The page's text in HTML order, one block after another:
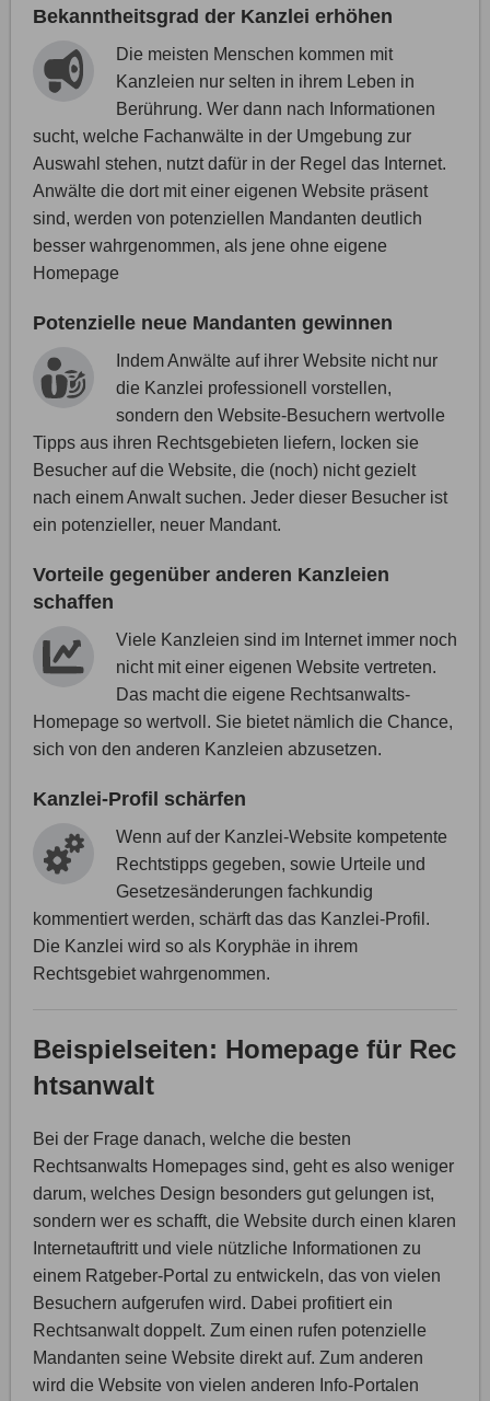
Bekanntheitsgrad der Kanzlei erhöhen
Die meisten Menschen kommen mit
Kanzleien nur selten in ihrem Leben in
Berührung. Wer dann nach Informationen
sucht, welche Fachanwälte in der Umgebung zur
Auswahl stehen, nutzt dafür in der Regel das Internet.
Anwälte die dort mit einer eigenen Website präsent
sind, werden von potenziellen Mandanten deutlich
besser wahrgenommen, als jene ohne eigene
Homepage
Potenzielle neue Mandanten gewinnen
Indem Anwälte auf ihrer Website nicht nur
die Kanzlei professionell vorstellen,
sondern den Website-Besuchern wertvolle
Tipps aus ihren Rechtsgebieten liefern, locken sie
Besucher auf die Website, die (noch) nicht gezielt
nach einem Anwalt suchen. Jeder dieser Besucher ist
ein potenzieller, neuer Mandant.
Vorteile gegenüber anderen Kanzleien
schaffen
Viele Kanzleien sind im Internet immer noch
nicht mit einer eigenen Website vertreten.
Das macht die eigene Rechtsanwalts-
Homepage so wertvoll. Sie bietet nämlich die Chance,
sich von den anderen Kanzleien abzusetzen.
Kanzlei-Profil schärfen
Wenn auf der Kanzlei-Website kompetente
Rechtstipps gegeben, sowie Urteile und
Gesetzesänderungen fachkundig
kommentiert werden, schärft das das Kanzlei-Profil.
Die Kanzlei wird so als Koryphäe in ihrem
Rechtsgebiet wahrgenommen.
Beispielseiten: Homepage für Rec
htsanwalt
Bei der Frage danach, welche die besten
Rechtsanwalts Homepages sind, geht es also weniger
darum, welches Design besonders gut gelungen ist,
sondern wer es schafft, die Website durch einen klaren
Internetauftritt und viele nützliche Informationen zu
einem Ratgeber-Portal zu entwickeln, das von vielen
Besuchern aufgerufen wird. Dabei profitiert ein
Rechtsanwalt doppelt. Zum einen rufen potenzielle
Mandanten seine Website direkt auf. Zum anderen
wird die Website von vielen anderen Info-Portalen